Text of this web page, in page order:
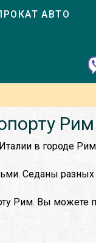
АВТО
в городе
Седаны
Рим. Вы можете